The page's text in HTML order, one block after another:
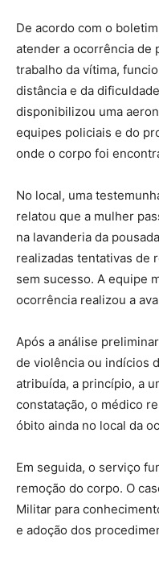
De acordo com o
atender a ocorrência de
trabalho da vítima,
distância e da
disponibilizou uma
equipes policiais e do
onde o corpo foi
No local, uma
relatou que a mulher
na lavanderia da
realizadas tentativas de
sem sucesso. A equipe
ocorrência realizou a
Após a análise
de violência ou indícios
atribuída, a princípio, a
constatação, o médico
óbito ainda no local da
Em seguida, o serviço
remoção do corpo. O
Militar para
e adoção dos